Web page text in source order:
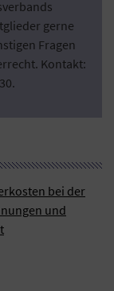
gerne
Fragen
Kontakt:
bei der
und